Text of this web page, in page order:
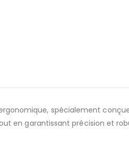
spécialement
en garantissant précision et